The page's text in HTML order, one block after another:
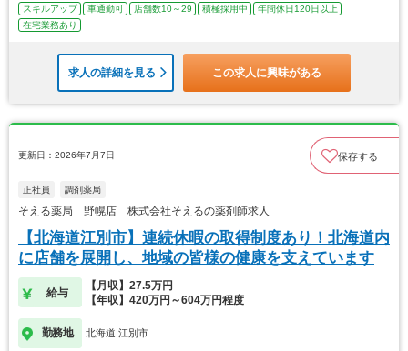
スキルアップ
車通勤可 店舗数10～29 積極採用中
年間休日120日以上
在宅業務あり
求人の詳細を見る この求人に興味がある
更新日：2026年7月7日 保存する
正社員 調剤薬局
そえる薬局 野幌店 株式会社そえるの薬剤師求人
【北海道江別市】連続休暇の取得制度あり！北海道内
に店舗を展開し、地域の皆様の健康を支えています
給与
【月収】27.5万円
【年収】420万円～604万円程度
勤務地 北海道 江別市